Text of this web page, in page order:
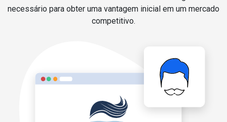
necessário para obter uma vantagem inicial em um mercado
competitivo.